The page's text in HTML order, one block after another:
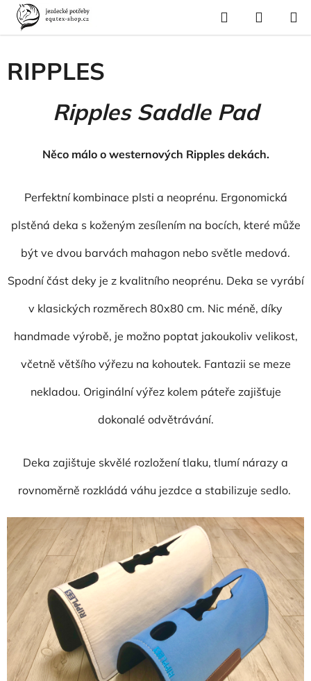
Přejít
obsah
Hledat
KOŠÍK
Domů
RIPPLES
RIPPLES
Ripples Saddle Pad
Něco málo o westernových Ripples dekách.
Perfektní kombinace plsti a neoprénu. Ergonomická
plstěná deka s koženým zesílením na bocích, které může
být ve dvou barvách mahagon nebo světle medová.
Spodní část deky je z kvalitního neoprénu. Deka se vyrábí
v klasických rozměrech 80x80 cm. Nic méně, díky
handmade výrobě, je možno poptat jakoukoliv velikost,
včetně většího výřezu na kohoutek. Fantazii se meze
nekladou. Originální výřez kolem páteře zajišťuje
dokonalé odvětrávání.
Deka zajištuje skvělé rozložení tlaku, tlumí nárazy a
rovnoměrně rozkládá váhu jezdce a stabilizuje sedlo.